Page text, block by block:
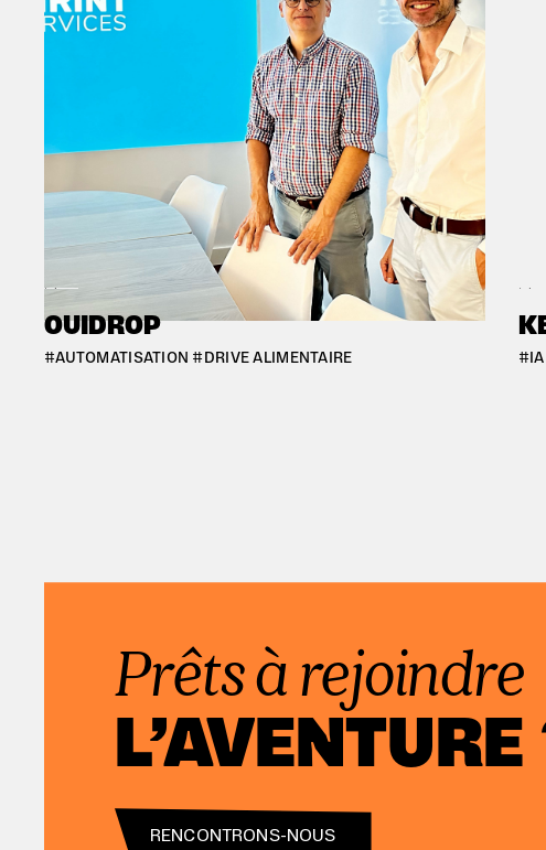
#BORDEAUX
OUIDROP
#AUTOMATISATION #DRIVE ALIMENTAIRE #BORDEAUX
#IA
Prêts à rejoindre
L’AVENTURE
RENCONTRONS-NOUS